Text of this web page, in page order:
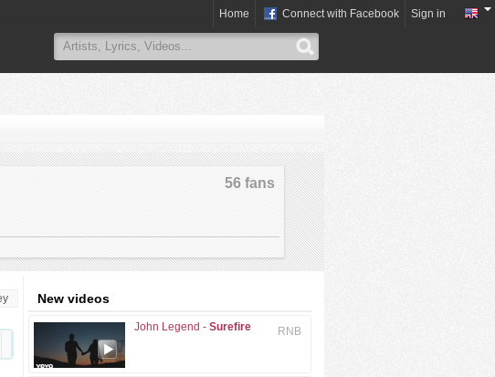
Home Connect with Facebook Sign in
56 fans
New videos
RNB
John Legend - Surefire